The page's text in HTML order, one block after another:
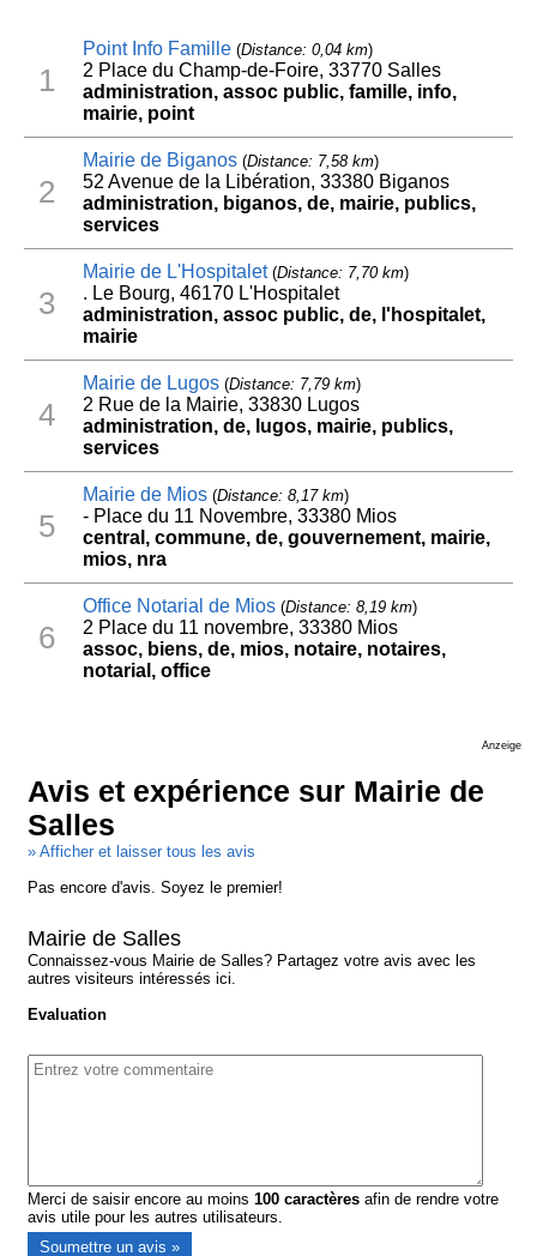
1
Point Info Famille(Distance: 0,04 km)
2 Place du Champ-de-Foire, 33770 Salles
administration, assoc public, famille, info,
mairie, point
2
Mairie de Biganos(Distance: 7,58 km)
52 Avenue de la Libération, 33380 Biganos
administration, biganos, de, mairie, publics,
services
3
Mairie de L'Hospitalet(Distance: 7,70 km)
. Le Bourg, 46170 L'Hospitalet
administration, assoc public, de, l'hospitalet,
mairie
4
Mairie de Lugos(Distance: 7,79 km)
2 Rue de la Mairie, 33830 Lugos
administration, de, lugos, mairie, publics,
services
5
Mairie de Mios(Distance: 8,17 km)
- Place du 11 Novembre, 33380 Mios
central, commune, de, gouvernement, mairie,
mios, nra
6
Office Notarial de Mios(Distance: 8,19 km)
2 Place du 11 novembre, 33380 Mios
assoc, biens, de, mios, notaire, notaires,
notarial, office
Anzeige
Avis et expérience sur Mairie de
Salles
» Afficher et laisser tous les avis
Pas encore d'avis. Soyez le premier!
Mairie de Salles
Connaissez-vous Mairie de Salles? Partagez votre avis avec les
autres visiteurs intéressés ici.
Evaluation
Merci de saisir encore au moins100 caractères afin de rendre votre
avis utile pour les autres utilisateurs.